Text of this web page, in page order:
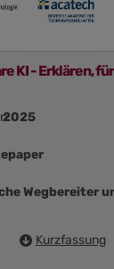
KI - Erklären,
2025
Wegbereiter
Kurzfassung